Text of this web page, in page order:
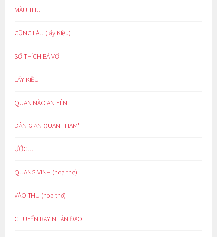
MÀU THU
CŨNG LÀ…(lẩy Kiều)
SỞ THÍCH BÁ VƠ
LẨY KIỀU
QUAN NÀO AN YÊN
DÂN GIAN QUAN THAM*
ƯỚC…
QUANG VINH (hoạ thơ)
VÀO THU (hoạ thơ)
CHUYẾN BAY NHÂN ĐẠO